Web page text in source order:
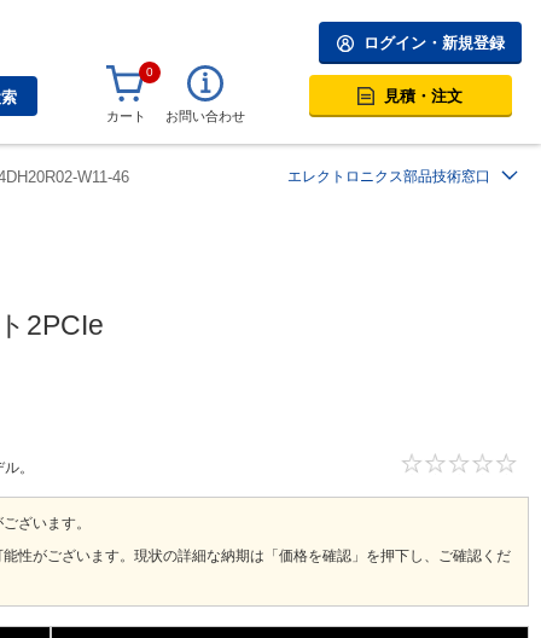
ログイン・新規登録
0
カート お問い合わせ
見積・注文
W11-46 エレクトロニクス部品技術窓口
2PCIe
。
ざいます。
性がございます。現状の詳細な納期は「価格を確認」を押下し、ご確認くだ